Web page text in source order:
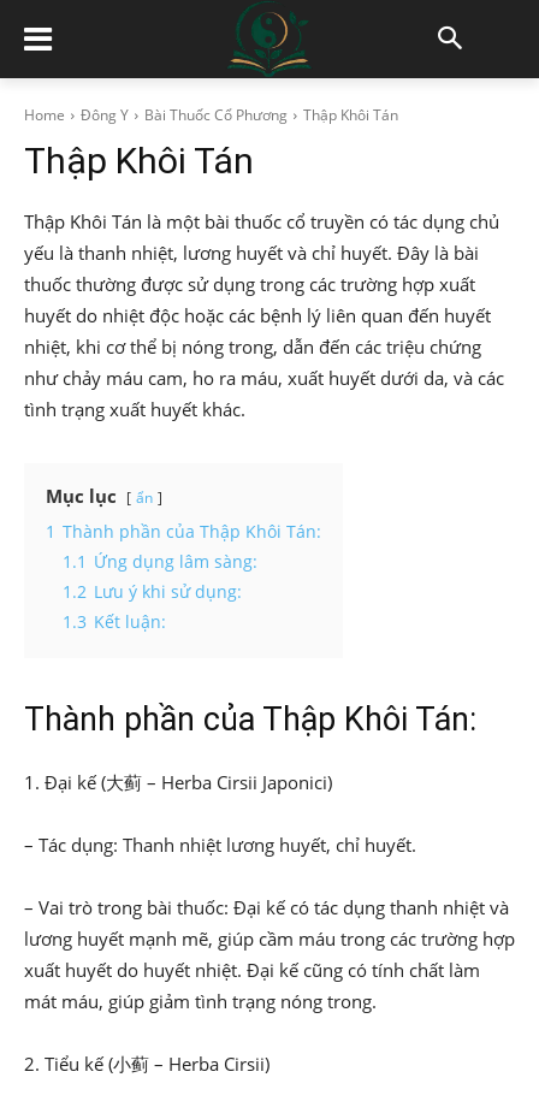
Home Đông Y Bài Thuốc Cổ Phương Thập Khôi Tán
Thập Khôi Tán
Thập Khôi Tán là một bài thuốc cổ truyền có tác dụng chủ
yếu là thanh nhiệt, lương huyết và chỉ huyết. Đây là bài
thuốc thường được sử dụng trong các trường hợp xuất
huyết do nhiệt độc hoặc các bệnh lý liên quan đến huyết
nhiệt, khi cơ thể bị nóng trong, dẫn đến các triệu chứng
như chảy máu cam, ho ra máu, xuất huyết dưới da, và các
tình trạng xuất huyết khác.
Mục lục ẩn
1 Thành phần của Thập Khôi Tán:
1.1 Ứng dụng lâm sàng:
1.2 Lưu ý khi sử dụng:
1.3 Kết luận:
Thành phần của Thập Khôi Tán:
1. Đại kế (大蓟 – Herba Cirsii Japonici)
– Tác dụng: Thanh nhiệt lương huyết, chỉ huyết.
– Vai trò trong bài thuốc: Đại kế có tác dụng thanh nhiệt và
lương huyết mạnh mẽ, giúp cầm máu trong các trường hợp
xuất huyết do huyết nhiệt. Đại kế cũng có tính chất làm
mát máu, giúp giảm tình trạng nóng trong.
2. Tiểu kế (小蓟 – Herba Cirsii)